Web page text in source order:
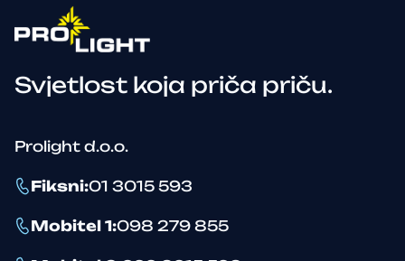
Svjetlost koja priča priču.
Prolight d.o.o.
Fiksni:01 3015 593
Mobitel 1:098 279 855